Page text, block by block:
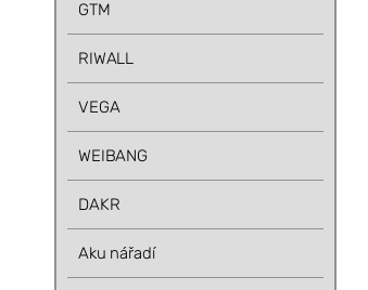
GTM
RIWALL
VEGA
WEIBANG
DAKR
Aku nářadí